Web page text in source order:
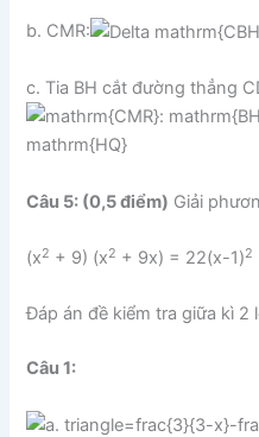
b. CMR:
c. Tia BH cắt đường thẳng
Câu 5: (0,5 điểm) Giải
(x2 + 9) (x2 + 9x) = 22(x-1)2
Đáp án đề kiểm tra giữa kì 2
Câu 1: